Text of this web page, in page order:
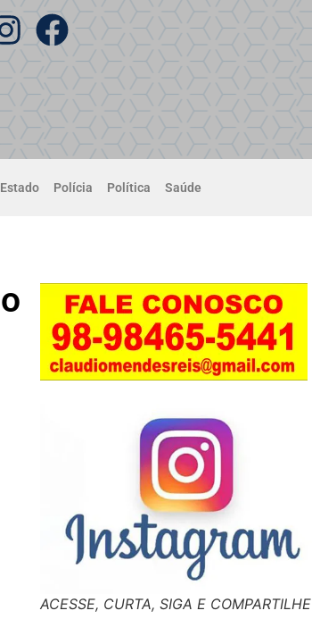
Estado Polícia Política Saúde
ACESSE, CURTA, SIGA E COMPARTILHE